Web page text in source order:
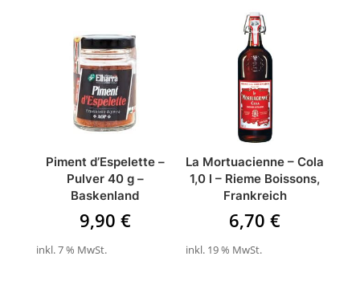
Piment d’Espelette –
Pulver 40 g –
Baskenland
9,90 €
inkl. 7 % MwSt.
La Mortuacienne – Cola
1,0 l – Rieme Boissons,
Frankreich
6,70€
inkl. 19 % MwSt.